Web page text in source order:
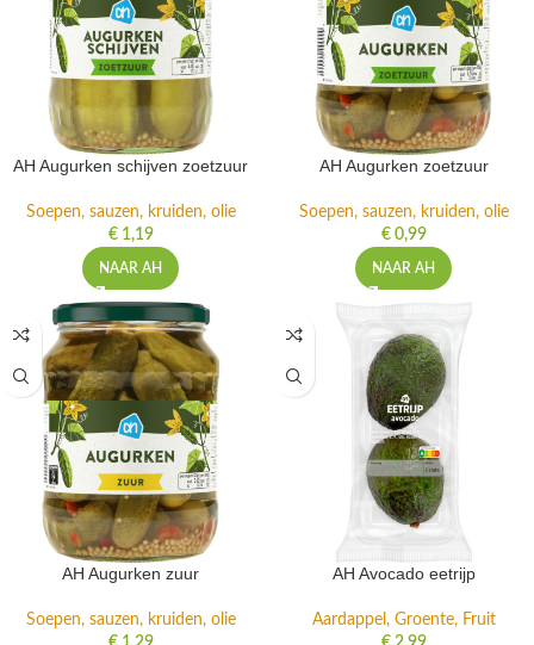
AH Augurken schijven zoetzuur
Soepen, sauzen, kruiden, olie
€1,19
NAAR AH
AH Augurken zoetzuur
Soepen, sauzen, kruiden, olie
€0,99
NAAR AH
AH Augurken zuur
Soepen, sauzen, kruiden, olie
AH Avocado eetrijp
Aardappel, Groente, Fruit